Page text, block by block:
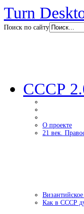
Turn
Поиск по сайту
СССР
О проекте
21 век.
Как в СССР